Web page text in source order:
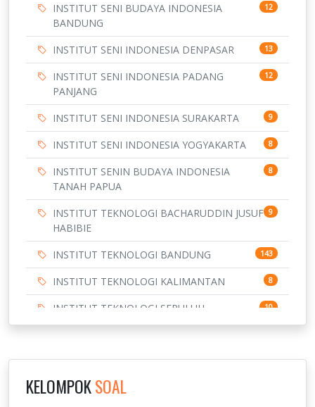
INSTITUT SENI BUDAYA INDONESIA
BANDUNG
12
INSTITUT SENI INDONESIA DENPASAR 13
INSTITUT SENI INDONESIA PADANG
PANJANG
12
INSTITUT SENI INDONESIA SURAKARTA 9
INSTITUT SENI INDONESIA YOGYAKARTA 8
INSTITUT SENIN BUDAYA INDONESIA
TANAH PAPUA
8
INSTITUT TEKNOLOGI BACHARUDDIN JUSUF
HABIBIE
9
INSTITUT TEKNOLOGI BANDUNG 143
INSTITUT TEKNOLOGI KALIMANTAN 8
INSTITUT TEKNOLOGI SEPULUH
NOVEMBER
10
KELOMPOKSOAL